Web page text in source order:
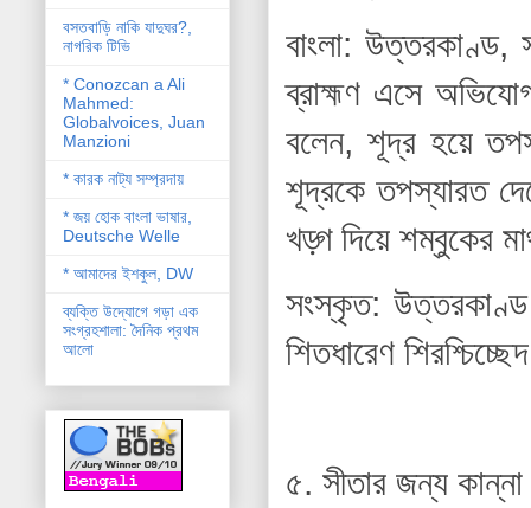
বাংলা: উত্তরকাণ্ড,
ব্রাহ্মণ এসে
বলেন, শূদ্র হয়ে
শূদ্রকে তপস্যারত
খড়্গ দিয়ে শম্বুকের
সংস্কৃত: উত্তরকাণ্ড
শিতধারেণ
৫. সীতার জন্য
বসতবাড়ি নাকি যাদুঘর?,
নাগরিক টিভি
* Conozcan a Ali
Mahmed:
Globalvoices, Juan
Manzioni
* কারক নাট্য সম্প্রদায়
* জয় হোক বাংলা ভাষার,
Deutsche Welle
* আমাদের ইশকুল, DW
ব্যক্তি উদ্যোগে গড়া এক
সংগ্রহশালা: দৈনিক প্রথম
আলো